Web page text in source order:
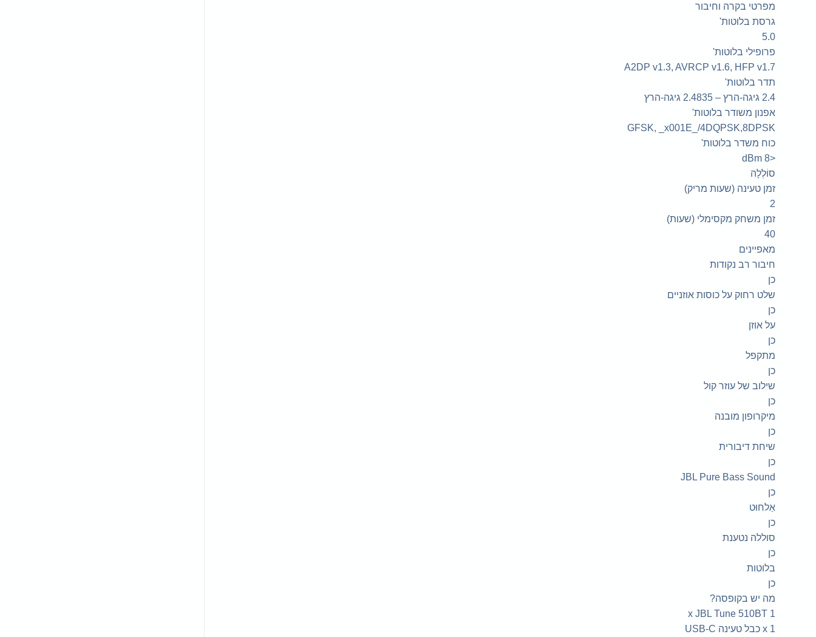
מפרטי בקרה וחיבור
גרסת בלוטות'
5.0
פרופילי בלוטות'
A2DP v1.3, AVRCP v1.6, HFP v1.7
תדר בלוטות'
2.4 גיגה-הרץ – 2.4835 גיגה-הרץ
אפנון משודר בלוטות'
GFSK, _x001E_/4DQPSK,8DPSK
כוח משדר בלוטות'
<8 dBm
סוֹלְלָה
זמן טעינה (שעות מריק)
2
זמן משחק מקסימלי (שעות)
40
מאפיינים
חיבור רב נקודות
כן
שלט רחוק על כוסות אוזניים
כן
על אוזן
כן
מתקפל
כן
שילוב של עוזר קול
כן
מיקרופון מובנה
כן
שיחת דיבורית
כן
JBL Pure Bass Sound
כן
אַלחוּט
כן
סוללה נטענת
כן
בלוטות
כן
מה יש בקופסה?
1 x JBL Tune 510BT
1 x כבל טעינה USB-C